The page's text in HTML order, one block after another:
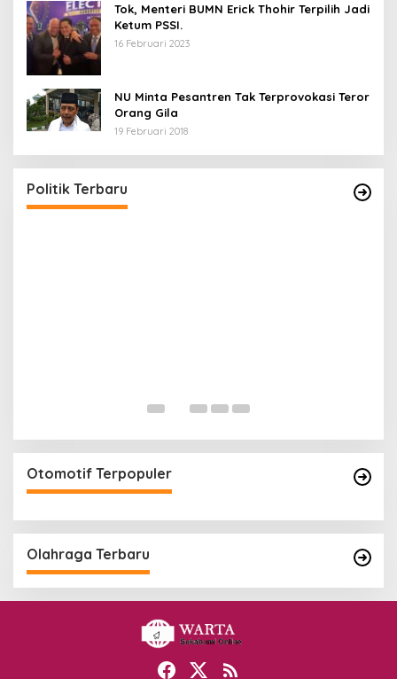
Tok, Menteri BUMN Erick Thohir Terpilih Jadi
Ketum PSSI.
16 Februari 2023
NU Minta Pesantren Tak Terprovokasi Teror
Orang Gila
19 Februari 2018
Politik Terbaru
Mendaftar di PKB
Di Politik | 24 April 2024
Otomotif Terpopuler
Olahraga Terbaru